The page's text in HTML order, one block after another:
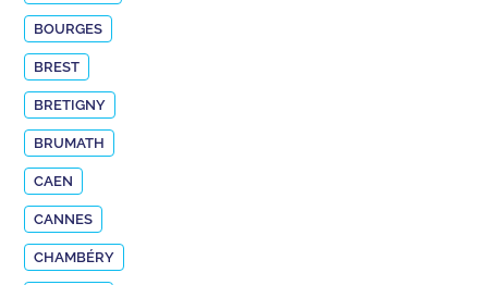
BOURGES
BREST
BRETIGNY
BRUMATH
CAEN
CANNES
CHAMBÉRY